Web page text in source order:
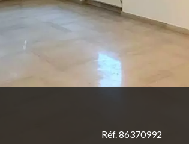
Réf. 86370992